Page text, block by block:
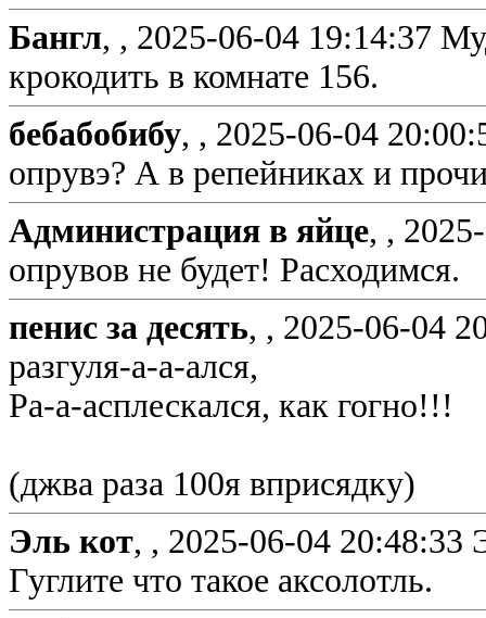
Бангл, , 2025-06-04 19:14:37
крокодить в комнате 156.
бебабобибу, , 2025-06-04
опрувэ? А в репейниках и
Администрация в яйце, ,
опрувов не будет! Расходимся.
пенис за десять, , 2025-06-04
разгуля-а-а-ался,
Ра-а-асплескался, как гогно!!!
(джва раза 100я вприсядку)
Эль кот, , 2025-06-04 20:48:33
Гуглите что такое аксолотль.